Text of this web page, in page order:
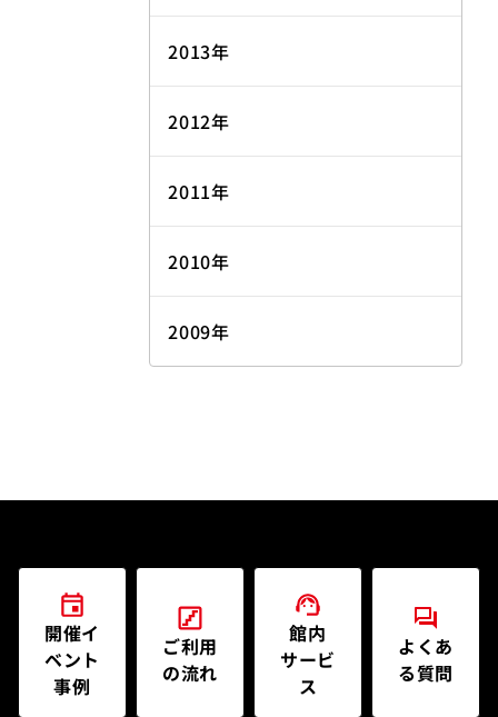
2013年
2012年
2011年
2010年
2009年
開催イ
ベント
事例
ご利用
の流れ
館内
サービ
ス
よくあ
る質問